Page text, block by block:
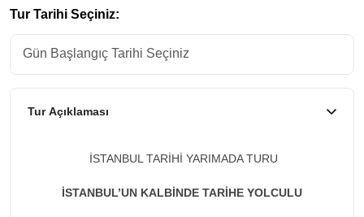
Tur Tarihi Seçiniz:
Tur Açıklaması
İSTANBUL TARİHİ YARIMADA TURU
İSTANBUL’UN KALBİNDE TARİHE YOLCULU